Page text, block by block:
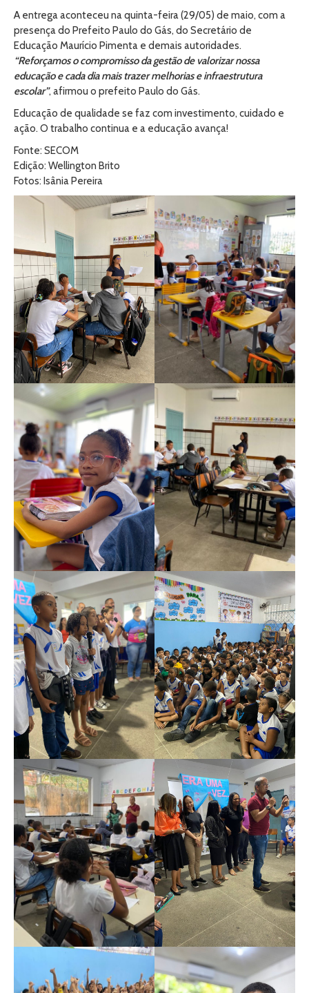
A entrega aconteceu na quinta-feira (29/05) de maio, com a
presença do Prefeito Paulo do Gás, do Secretário de
Educação Maurício Pimenta e demais autoridades.
“Reforçamos o compromisso da gestão de valorizar nossa
educação e cada dia mais trazer melhorias e infraestrutura
escolar”, afirmou o prefeito Paulo do Gás.
Educação de qualidade se faz com investimento, cuidado e
ação. O trabalho continua e a educação avança!
Fonte: SECOM
Edição: Wellington Brito
Fotos: Isânia Pereira